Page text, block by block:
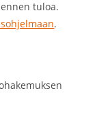
tuloa.
.